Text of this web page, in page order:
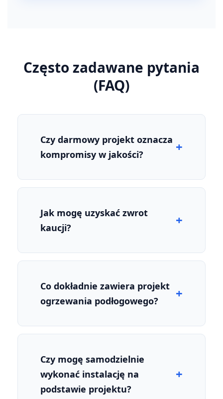
Często zadawane pytania
(FAQ)
Czy darmowy projekt oznacza
kompromisy w jakości?
Jak mogę uzyskać zwrot
kaucji?
Co dokładnie zawiera projekt
ogrzewania podłogowego?
Czy mogę samodzielnie
wykonać instalację na
podstawie projektu?